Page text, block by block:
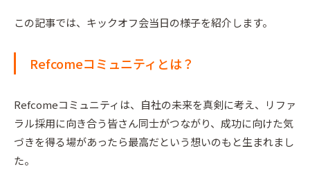
この記事では、キックオフ会当日の様子を紹介します。
Refcomeコミュニティとは？
Refcomeコミュニティは、自社の未来を真剣に考え、リファ
ラル採用に向き合う皆さん同士がつながり、成功に向けた気
づきを得る場があったら最高だという想いのもと生まれまし
た。